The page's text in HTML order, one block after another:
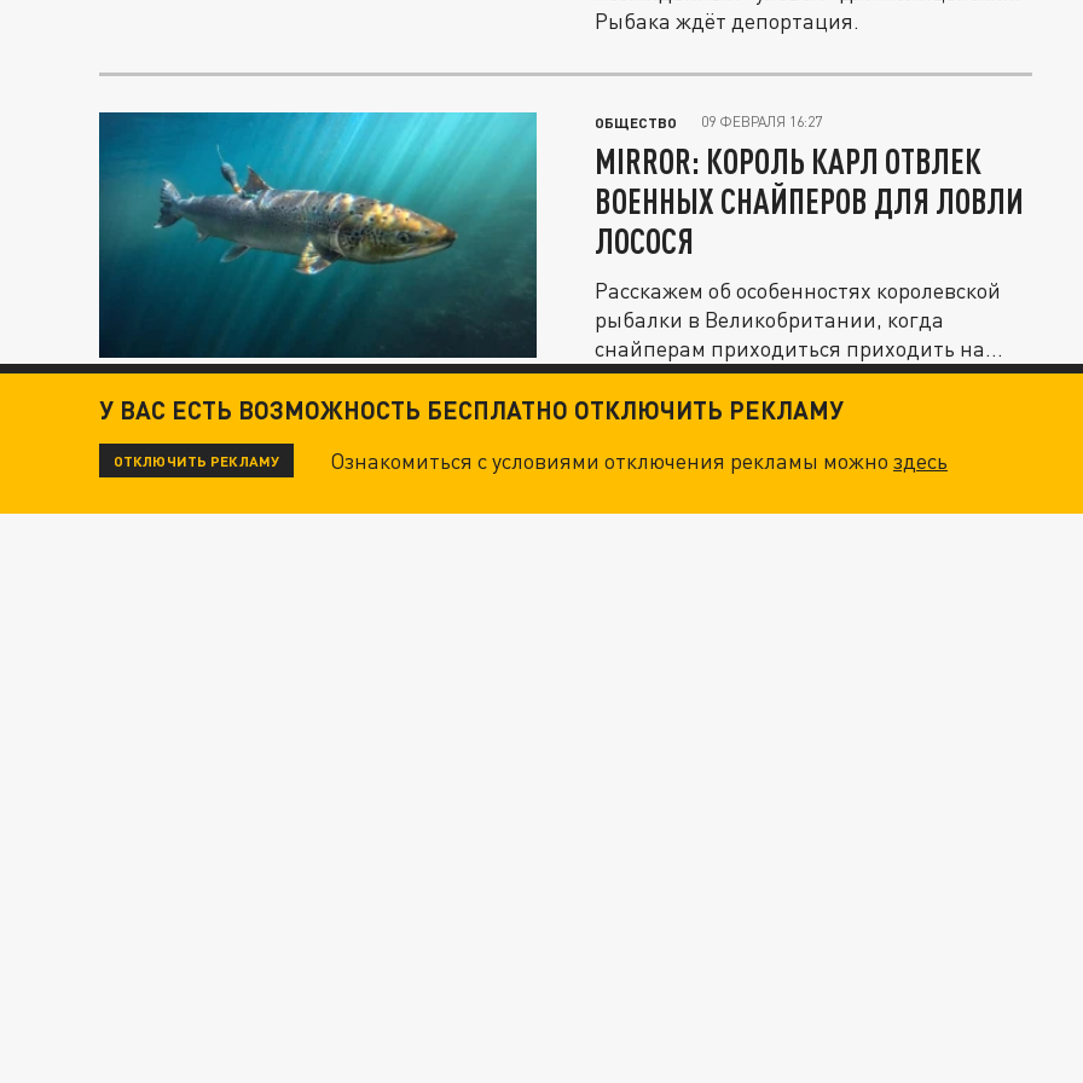
Рыбака ждёт депортация.
ОБЩЕСТВО 09 ФЕВРАЛЯ 16:27
MIRROR: КОРОЛЬ КАРЛ ОТВЛЕК
ВОЕННЫХ СНАЙПЕРОВ ДЛЯ ЛОВЛИ
ЛОСОСЯ
Расскажем об особенностях королевской
рыбалки в Великобритании, когда
снайперам приходиться приходить на...
У ВАС ЕСТЬ ВОЗМОЖНОСТЬ БЕСПЛАТНО ОТКЛЮЧИТЬ РЕКЛАМУ
ОТКЛЮЧИТЬ РЕКЛАМУ Ознакомиться с условиями отключения рекламы можноздесь